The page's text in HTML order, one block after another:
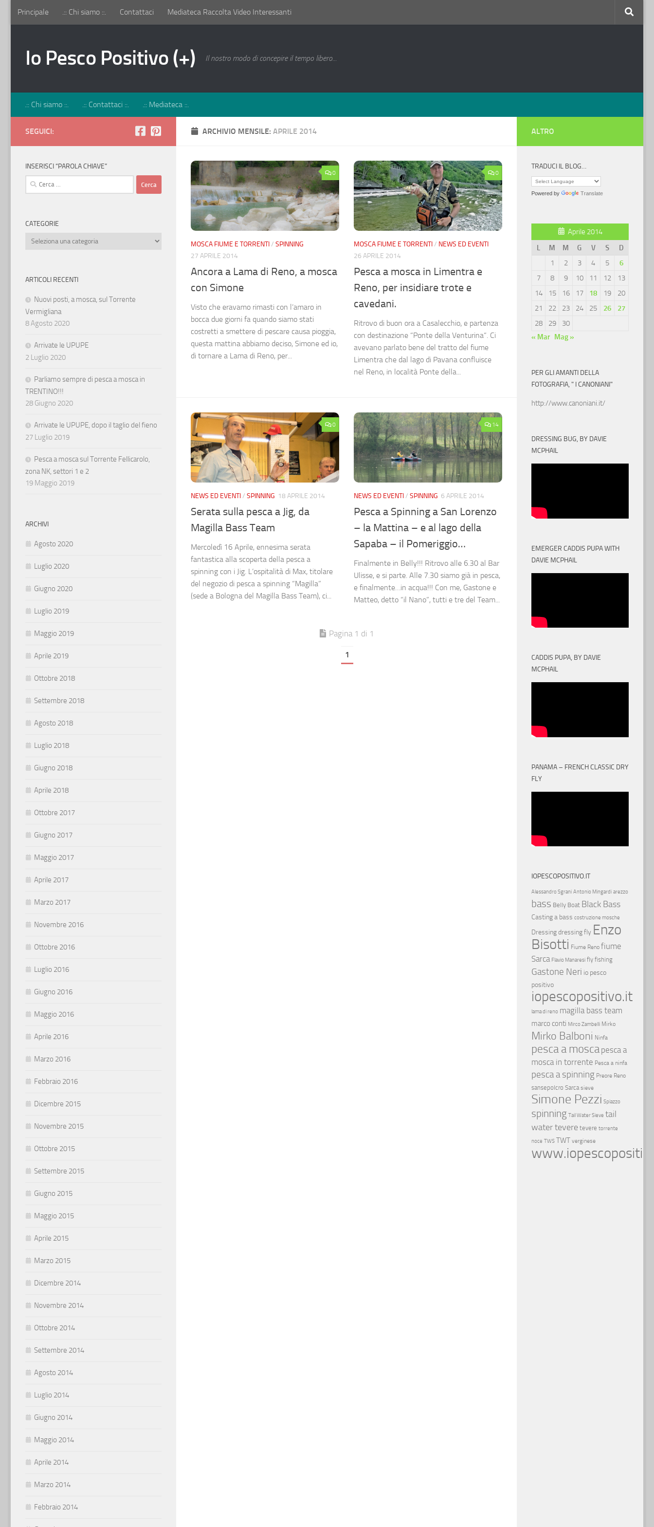
Salta al contenuto
Principale .:: Chi siamo ::. Contattaci Mediateca Raccolta Video Interessanti
Io Pesco Positivo (+) Il nostro modo di concepire il tempo libero...
.:: Chi siamo ::. .:: Contattaci ::. .:: Mediateca ::.
ARCHIVIO MENSILE: APRILE 2014
0
MOSCA FIUME E TORRENTI/ SPINNING
27 APRILE 2014
Ancora a Lama di Reno, a mosca
con Simone
Visto che eravamo rimasti con l’amaro in
bocca due giorni fa quando siamo stati
costretti a smettere di pescare causa pioggia,
questa mattina abbiamo deciso, Simone ed io,
di tornare a Lama di Reno, per...
0
MOSCA FIUME E TORRENTI/ NEWS ED EVENTI
26 APRILE 2014
Pesca a mosca in Limentra e
Reno, per insidiare trote e
cavedani.
Ritrovo di buon ora a Casalecchio, e partenza
con destinazione “Ponte della Venturina“. Ci
avevano parlato bene del tratto del fiume
Limentra che dal lago di Pavana confluisce
nel Reno, in località Ponte della...
0
NEWS ED EVENTI/ SPINNING 18 APRILE 2014
Serata sulla pesca a Jig, da
Magilla Bass Team
Mercoledì 16 Aprile, ennesima serata
fantastica alla scoperta della pesca a
spinning con i Jig. L’ospitalità di Max, titolare
del negozio di pesca a spinning “Magilla”
(sede a Bologna del Magilla Bass Team), ci...
14
NEWS ED EVENTI/ SPINNING 6 APRILE 2014
Pesca a Spinning a San Lorenzo
– la Mattina – e al lago della
Sapaba – il Pomeriggio…
Finalmente in Belly!!! Ritrovo alle 6.30 al Bar
Ulisse, e si parte. Alle 7.30 siamo già in pesca,
e finalmente…in acqua!!! Con me, Gastone e
Matteo, detto “il Nano”, tutti e tre del Team...
Pagina 1 di 1
1
SEGUICI:
INSERISCI “PAROLA CHIAVE”
Ricerca
per:
CATEGORIE
Categorie
ARTICOLI RECENTI
Nuovi posti, a mosca, sul Torrente
Vermigliana
8 Agosto 2020
Arrivate le UPUPE
2 Luglio 2020
Parliamo sempre di pesca a mosca in
TRENTINO!!!
28 Giugno 2020
Arrivate le UPUPE, dopo il taglio del fieno
27 Luglio 2019
Pesca a mosca sul Torrente Fellicarolo,
zona NK, settori 1 e 2
19 Maggio 2019
ARCHIVI
Agosto 2020
Luglio 2020
Giugno 2020
Luglio 2019
Maggio 2019
Aprile 2019
Ottobre 2018
Settembre 2018
Agosto 2018
Luglio 2018
Giugno 2018
Aprile 2018
Ottobre 2017
Giugno 2017
Maggio 2017
Aprile 2017
Marzo 2017
Novembre 2016
Ottobre 2016
Luglio 2016
Giugno 2016
Maggio 2016
Aprile 2016
Marzo 2016
Febbraio 2016
Dicembre 2015
Novembre 2015
Ottobre 2015
Settembre 2015
Giugno 2015
Maggio 2015
Aprile 2015
Marzo 2015
Dicembre 2014
Novembre 2014
Ottobre 2014
Settembre 2014
Agosto 2014
Luglio 2014
Giugno 2014
Maggio 2014
Aprile 2014
Marzo 2014
Febbraio 2014
ALTRO
TRADUCI IL BLOG…
Powered by Translate
Aprile 2014
L
M M G V S
D
1
2 3 4 5
6
7
8 9 10 11 12
13
14
15 16 17 18 19
20
21
22 23 24 25 26
27
28
29
30
« Mar Mag »
PER GLI AMANTI DELLA
FOTOGRAFIA, " I CANONIANI"
http://www.canoniani.it/
DRESSING BUG, BY DAVIE
MCPHAIL
EMERGER CADDIS PUPA WITH
DAVIE MCPHAIL
CADDIS PUPA, BY DAVIE
MCPHAIL
PANAMA – FRENCH CLASSIC DRY
FLY
IOPESCOPOSITIVO.IT
Alessandro Sgrani Antonio Mingardi arezzo
bass Belly Boat Black Bass
Casting a bass costruzione mosche
Dressingdressing fly Enzo
Bisotti Fiume Reno fiume
Sarca Flavio Manaresi fly fishing
Gastone Neri io pesco
positivo
iopescopositivo.it
lama di reno magilla bass team
marco conti Mirco Zambelli Mirko
Mirko Balboni Ninfa
pesca a mosca pesca a
mosca in torrente Pesca a ninfa
pesca a spinning Preore Reno
sansepolcro Sarca sieve
Simone Pezzi Spiazzo
spinning Tail Water Sieve tail
water tevere tevere torrente
noce TWS TWT verginese